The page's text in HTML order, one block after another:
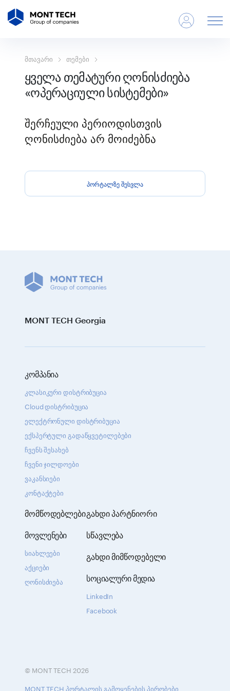
მთავარი თემები
ყველა თემატური ღონისძიება
«ოპერაციული სისტემები»
შერჩეული პერიოდისთვის
ღონისძიება არ მოიძებნა
პორტალზე შესვლა
MONT TECH Georgia
კომპანია
კლასიკური დისტრიბუცია
Cloud დისტრიბუცია
ელექტრონული დისტრიბუცია
ექსპერტული გადაწყვეტილებები
ჩვენს შესახებ
ჩვენი ჯილდოები
ვაკანსიები
კონტაქტები
მომწოდებლები
მოვლენები
სიახლეები
აქციები
ღონისძიება
გახდი პარტნიორი
სწავლება
გახდი მიმწოდებელი
სოციალური მედია
LinkedIn
Facebook
© MONT TECH 2026
MONT TECH პორტალის გამოყენების პირობები